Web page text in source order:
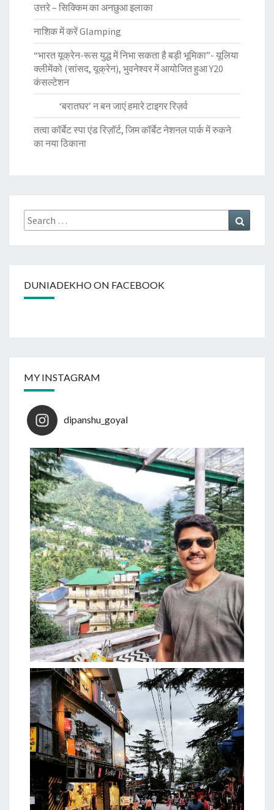
उत्तरे – सिक्किम का अनछुआ इलाका
नाशिक में करें Glamping
“भारत यूक्रेन-रूस युद्ध में निभा सकता है बड़ी भूमिका”- यूलिया
क्लीमेंको (सांसद, यूक्रेन), भुवनेश्वर में आयोजित हुआ Y20
कंसल्टेशन
‘बरातघर’ न बन जाएं हमारे टाइगर रिज़र्व
तत्वा कॉर्बेट स्पा एंड रिज़ॉर्ट, जिम कॉर्बेट नेशनल पार्क में रुकने
का नया ठिकाना
Search
for:
DUNIADEKHO ON FACEBOOK
MY INSTAGRAM
dipanshu_goyal